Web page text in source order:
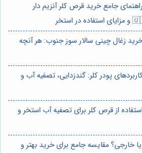
جامع خرید قرص کلر آنزیم دار
زغال چینی سالار سوز جنوب: هر آنچه
پودر کلر: گندزدایی، تصفیه آب و
از قرص کلر برای تصفیه آب استخر و
یا خارجی؟ مقایسه جامع برای خرید بهتر و